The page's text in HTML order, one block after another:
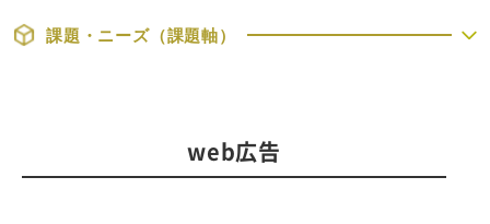
課題・ニーズ（課題軸）
web広告